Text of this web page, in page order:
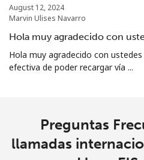
August 12, 2024
Marvin Ulises Navarro
Hola muy agradecido con
Hola muy agradecido con
efectiva de poder recargar vía ...
Preguntas
llamadas